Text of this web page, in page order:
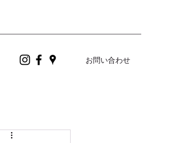
お問い合わせ